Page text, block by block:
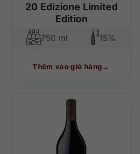
20 Edizione Limited
Edition
750 ml 15%
Thêm vào giỏ hàng